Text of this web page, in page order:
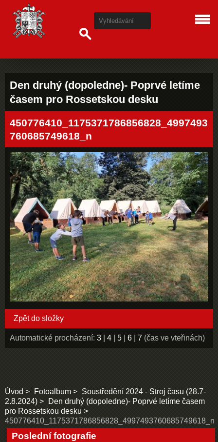
Den druhý (dopoledne)- Poprvé letíme
časem pro Rossetskou desku
450776410_1175371786856828_4997493
760685749618_n
Zpět do složky
Automatické procházení: 3 4 5 6 7 (čas ve vteřinách)
Úvod Fotoalbum
Soustředění 2024 - Stroj času (28.7-
2.8.2024)
Den druhý (dopoledne)- Poprvé letíme časem
pro Rossetskou desku
450776410_1175371786856828_4997493760685749618_n
Poslední fotografie